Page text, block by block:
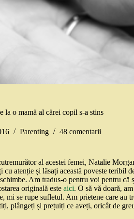
la o mamă al cărei copil s-a stins
Parenting 48 comentarii
al acestei femei, Natalie
atenție și lăsați această poveste teribil
Am tradus-o pentru voi pentru
originală este aici. O să vă doară,
mi se rupe sufletul. Am prietene care au
plângeți și prețuiți ce aveți, oricât de